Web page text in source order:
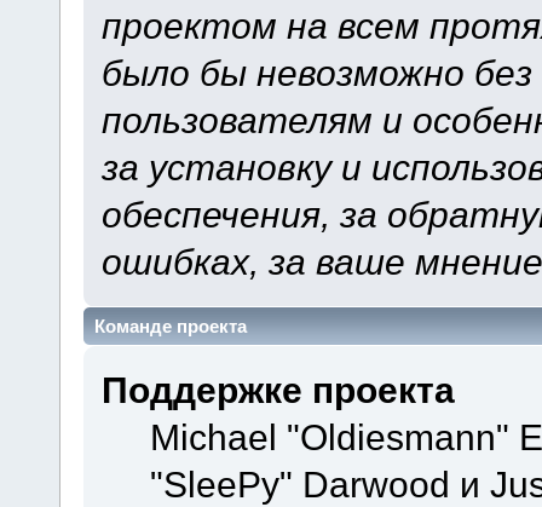
проектом на всем
было бы невозможно
пользователям и
за установку и
обеспечения, за
ошибках, за ваше
Команде проекта
Поддержке проекта
Michael "Oldiesmann"
"SleePy" Darwood и